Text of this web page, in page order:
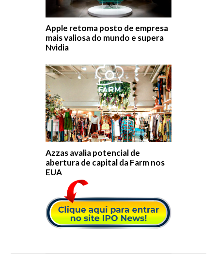
Apple retoma posto de empresa
mais valiosa do mundo e supera
Nvidia
Azzas avalia potencial de
abertura de capital da Farm nos
EUA